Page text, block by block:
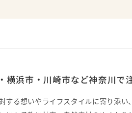
横浜市・川崎市など神奈川で
する想いやライフスタイルに寄り添